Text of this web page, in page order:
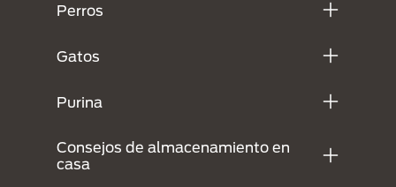
Perros
Gatos
Purina
Consejos de almacenamiento en
casa